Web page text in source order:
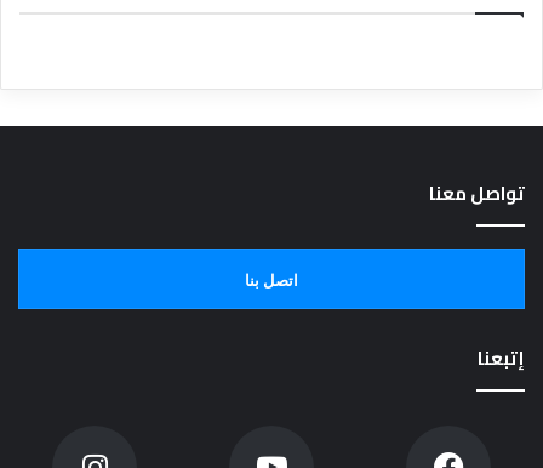
تواصل معنا
اتصل بنا
إتبعنا